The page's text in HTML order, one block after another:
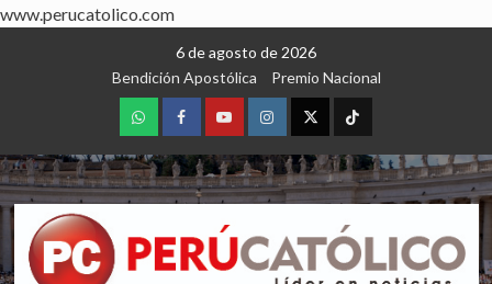
www.perucatolico.com
6 de agosto de 2026
Bendición Apostólica
Premio Nacional
WhatsAppFacebookYoutubeInstagram
X TikTok